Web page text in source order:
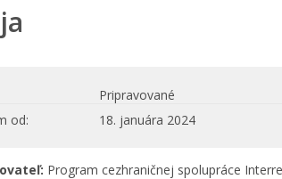
Pripravované
od
18. januára 2024
Program cezhraničnej spolupráce